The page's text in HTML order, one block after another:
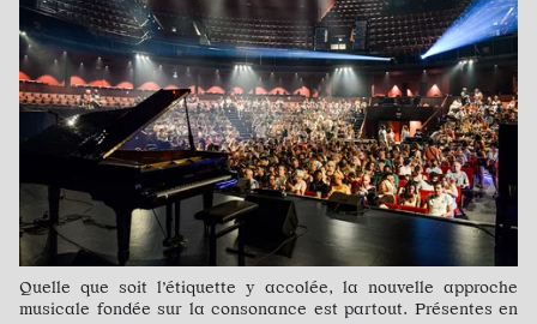
Quelle que soit l’étiquette y accolée, la nouvelle approche
musicale fondée sur la consonance est partout. Présentes en